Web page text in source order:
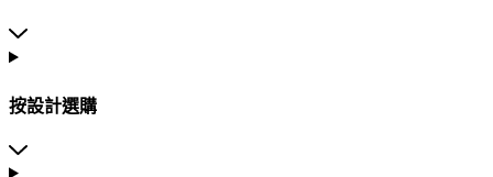
按設計選購